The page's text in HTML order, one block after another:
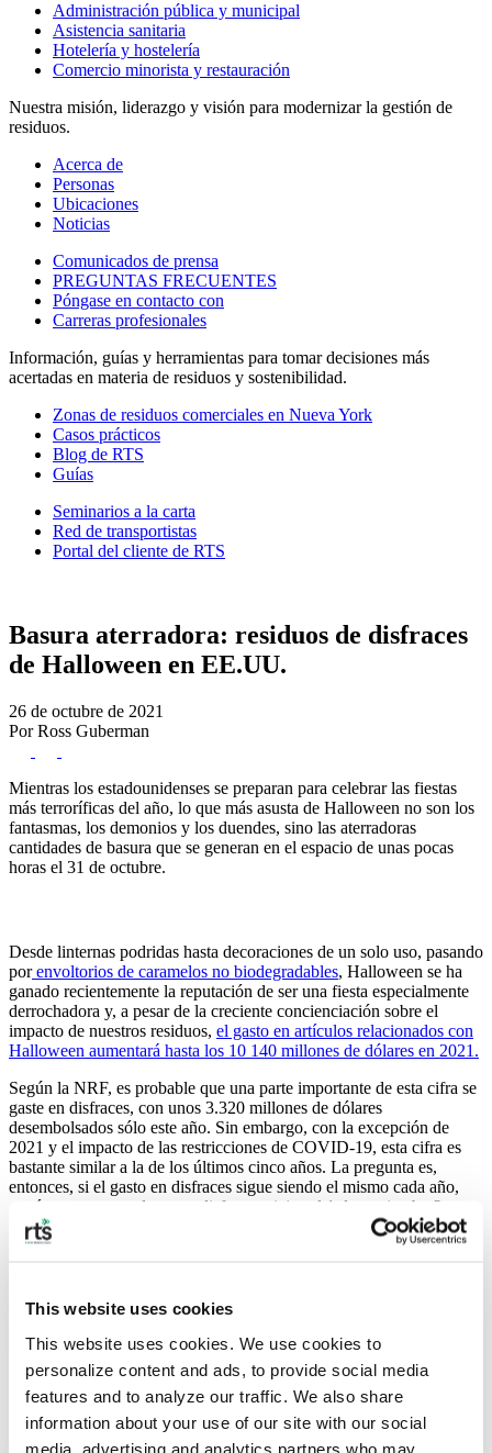
This website uses cookies
This website uses cookies. We use cookies to
personalize content and ads, to provide social media
features and to analyze our traffic. We also share
information about your use of our site with our social
media, advertising and analytics partners who may
Administración pública y municipal
Asistencia sanitaria
Hotelería y hostelería
Comercio minorista y restauración
Nuestra misión, liderazgo y visión para modernizar la gestión de
residuos.
Acerca de
Personas
Ubicaciones
Noticias
Comunicados de prensa
PREGUNTAS FRECUENTES
Póngase en contacto con
Carreras profesionales
Información, guías y herramientas para tomar decisiones más
acertadas en materia de residuos y sostenibilidad.
Zonas de residuos comerciales en Nueva York
Casos prácticos
Blog de RTS
Guías
Seminarios a la carta
Red de transportistas
Portal del cliente de RTS
Basura aterradora: residuos de disfraces
de Halloween en EE.UU.
26 de octubre de 2021
Por Ross Guberman
Mientras los estadounidenses se preparan para celebrar las fiestas
más terroríficas del año, lo que más asusta de Halloween no son los
fantasmas, los demonios y los duendes, sino las aterradoras
cantidades de basura que se generan en el espacio de unas pocas
horas el 31 de octubre.
Desde linternas podridas hasta decoraciones de un solo uso, pasando
porenvoltorios de caramelos no biodegradables, Halloween se ha
ganado recientemente la reputación de ser una fiesta especialmente
derrochadora y, a pesar de la creciente concienciación sobre el
impacto de nuestros residuos, el gasto en artículos relacionados con
Halloween aumentará hasta los 10 140 millones de dólares en 2021.
Según la NRF, es probable que una parte importante de esta cifra se
gaste en disfraces, con unos 3.320 millones de dólares
desembolsados sólo este año. Sin embargo, con la excepción de
2021 y el impacto de las restricciones de COVID-19, esta cifra es
bastante similar a la de los últimos cinco años. La pregunta es,
entonces, si el gasto en disfraces sigue siendo el mismo cada año,
¿qué ocurre con todos esos disfraces viejos el 1 de noviembre?
La respuesta es sencilla: se tiran o se olvidan, y nuestros vertederos
ambiente. Ahora que se acerca Halloween, ¿qué podemos hacer
se celebre de forma sostenible?